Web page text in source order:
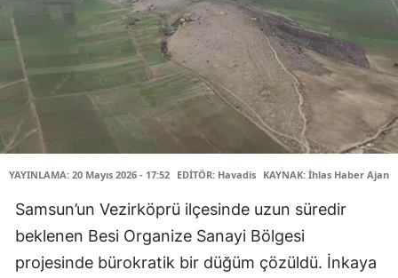
YAYINLAMA: 20 Mayıs 2026 - 17:52 EDİTÖR: Havadis KAYNAK: İhlas Haber Ajansı
Samsun’un Vezirköprü ilçesinde uzun süredir
beklenen Besi Organize Sanayi Bölgesi
projesinde bürokratik bir düğüm çözüldü. İnkaya